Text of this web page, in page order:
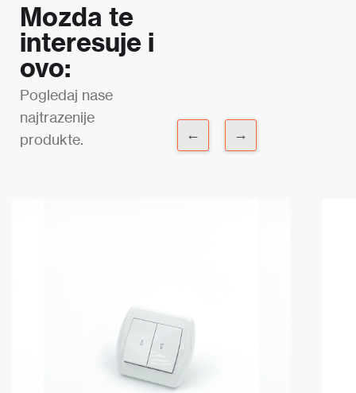
Mozda te
interesuje i
ovo:
Pogledaj nase
najtrazenije
produkte.
← →